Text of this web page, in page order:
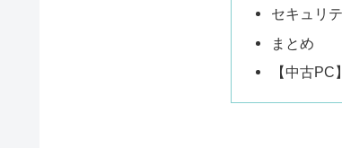
セキュリ
まとめ
【中古